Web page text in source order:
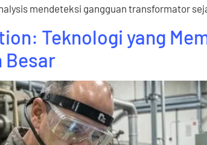
mendeteksi gangguan transformator
Teknologi yang
Besar